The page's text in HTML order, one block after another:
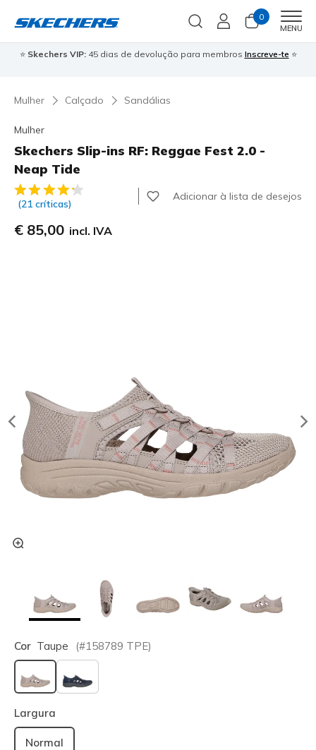
0
MENU
⭐ Skechers VIP:45 dias de devolução para membros Inscreve-te ⭐
Mulher Calçado Sandálias
Mulher
Skechers Slip-ins RF: Reggae Fest 2.0 -
Neap Tide
3$5 de 5 – Classificação do cliente
(21 críticas)
Adicionar à lista de desejos
€ 85,00 incl. IVA
Cor Taupe (#158789 TPE)
selecionado
Largura
Normal